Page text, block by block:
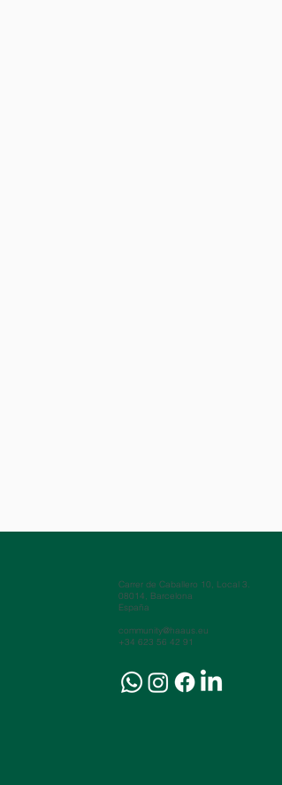
Carrer de Caballero 10, Local 3.
08014, Barcelona
España
community@haaus.eu
+34 623 56 42 91